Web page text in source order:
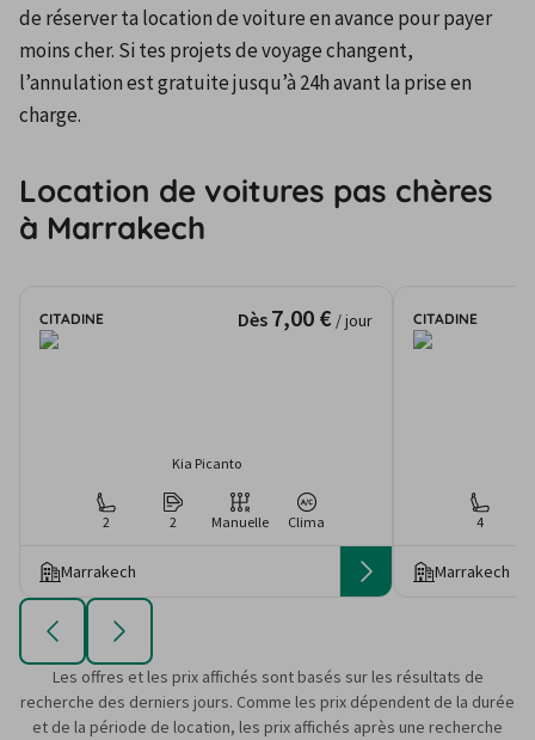
de réserver ta location de voiture en avance pour payer
moins cher. Si tes projets de voyage changent,
l’annulation est gratuite jusqu’à 24h avant la prise en
charge.
Location de voitures pas chères
à Marrakech
CITADINE Dès 7,00 € / jour
Kia Picanto
2 2 Manuelle Clima
Marrakech
CITADINE
4
Marrakech
Les offres et les prix affichés sont basés sur les résultats de
recherche des derniers jours. Comme les prix dépendent de la durée
et de la période de location, les prix affichés après une recherche